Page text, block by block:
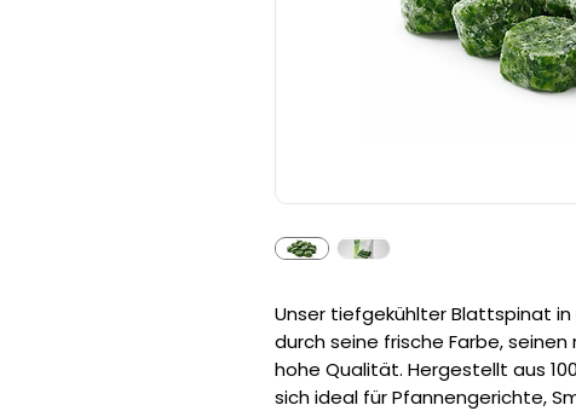
Unser tiefgekühlter Blattspinat
durch seine frische Farbe,
hohe Qualität. Hergestellt aus
sich ideal für Pfannengerichte,